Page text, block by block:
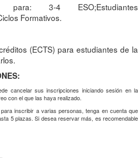
para: 3-4 ESO;Estudiantes
Formativos.
(ECTS) para estudiantes de la
cancelar sus inscripciones iniciando sesión en la
con el que las haya realizado.
inscribir a varias personas, tenga en cuenta que
5 plazas. Si desea reservar más, es recomendable